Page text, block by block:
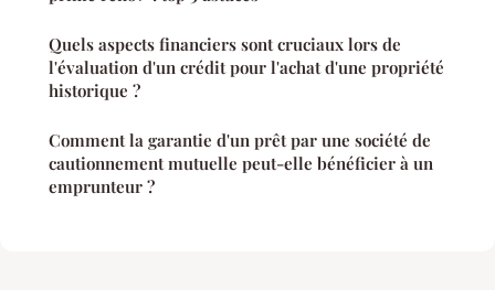
Quels aspects financiers sont cruciaux lors de
l'évaluation d'un crédit pour l'achat d'une propriété
historique ?
Comment la garantie d'un prêt par une société de
cautionnement mutuelle peut-elle bénéficier à un
emprunteur ?